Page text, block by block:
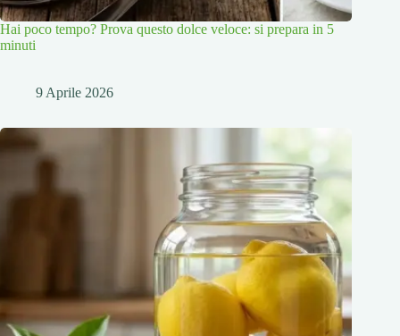
Hai poco tempo? Prova questo dolce veloce: si prepara in 5
minuti
9 Aprile 2026